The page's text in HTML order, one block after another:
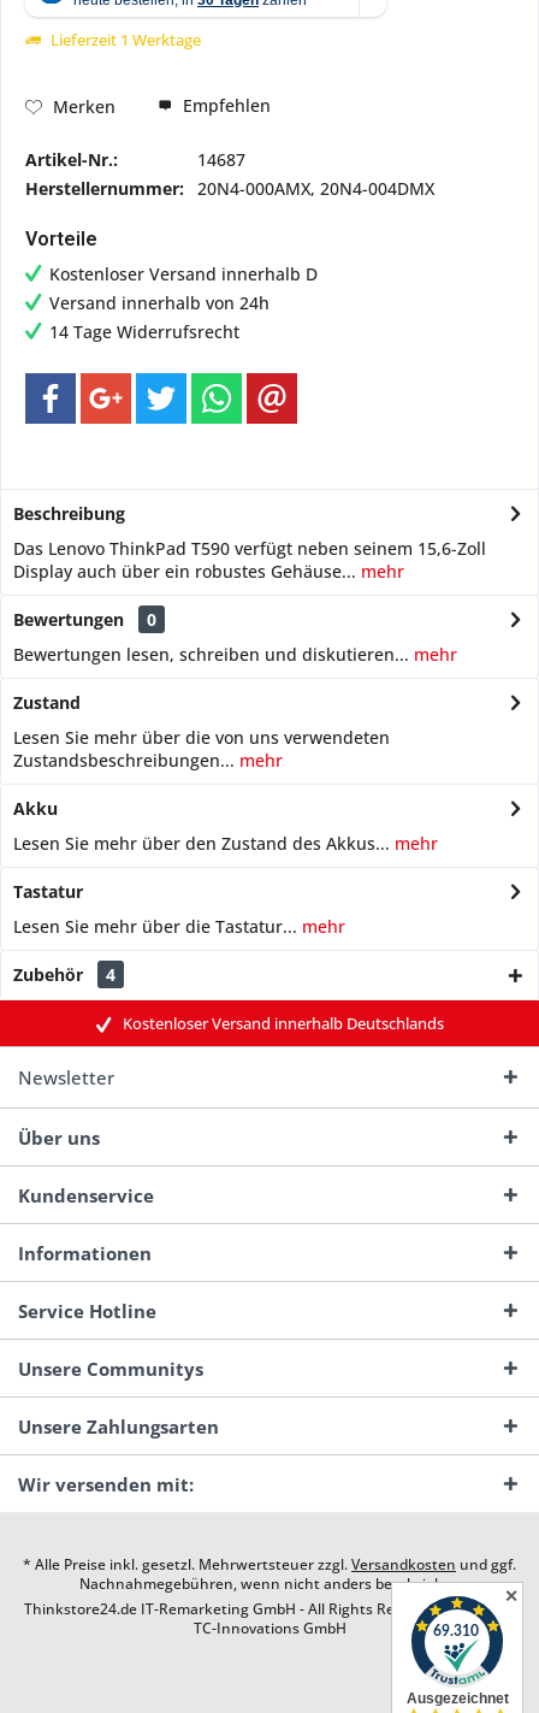
Lieferzeit 1 Werktage
Merken Empfehlen
Artikel-Nr.:
14687
Herstellernummer: 20N4-000AMX, 20N4-004DMX
Vorteile
Kostenloser Versand innerhalb D
Versand innerhalb von 24h
14 Tage Widerrufsrecht
Beschreibung
Das Lenovo ThinkPad T590 verfügt neben seinem 15,6-Zoll
Display auch über ein robustes Gehäuse... mehr
Bewertungen
0
Bewertungen lesen, schreiben und diskutieren... mehr
Zustand
Lesen Sie mehr über die von uns verwendeten
Zustandsbeschreibungen... mehr
Akku
Lesen Sie mehr über den Zustand des Akkus... mehr
Tastatur
Lesen Sie mehr über die Tastatur... mehr
Zubehör 4
Kostenloser Versand innerhalb Deutschlands
Newsletter
Über uns
Kundenservice
Informationen
Service Hotline
Unsere Communitys
Unsere Zahlungsarten
Wir versenden mit:
* Alle Preise inkl. gesetzl. Mehrwertsteuer zzgl.Versandkosten und ggf.
Nachnahmegebühren, wenn nicht anders beschrieben
Thinkstore24.de IT-Remarketing GmbH - All Rights Reserved. Design by
TC-Innovations GmbH
✕